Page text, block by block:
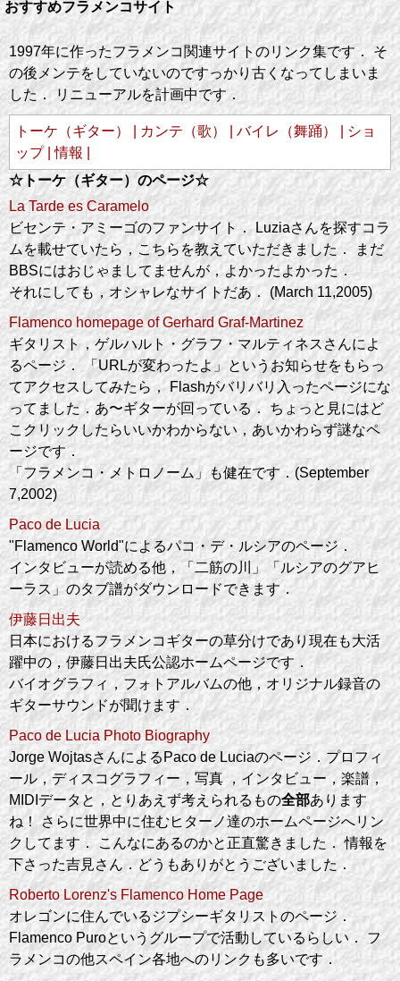
おすすめフラメンコサイト
1997年に作ったフラメンコ関連サイトのリンク集です． そ
の後メンテをしていないのですっかり古くなってしまいま
した． リニューアルを計画中です．
トーケ（ギター） | カンテ（歌） | バイレ（舞踊） |
ショ
ップ |情報 |
☆トーケ（ギター）のページ☆
La Tarde es Caramelo
ビセンテ・アミーゴのファンサイト． Luziaさんを探すコラ
ムを載せていたら，こちらを教えていただきました． まだ
BBSにはおじゃましてませんが，よかったよかった．
それにしても，オシャレなサイトだあ． (March 11,2005)
Flamenco homepage of Gerhard Graf-Martinez
ギタリスト，ゲルハルト・グラフ・マルティネスさんによ
るページ． 「URLが変わったよ」というお知らせをもらっ
てアクセスしてみたら， Flashがバリバリ入ったページにな
ってました．あ〜ギターが回っている． ちょっと見にはど
こクリックしたらいいかわからない，あいかわらず謎なペ
ージです．
「フラメンコ・メトロノーム」も健在です．(September
7,2002)
Paco de Lucia
"Flamenco World"によるパコ・デ・ルシアのページ．
インタビューが読める他，「二筋の川」「ルシアのグアヒ
ーラス」のタブ譜がダウンロードできます．
伊藤日出夫
日本におけるフラメンコギターの草分けであり現在も大活
躍中の，伊藤日出夫氏公認ホームページです．
バイオグラフィ，フォトアルバムの他，オリジナル録音の
ギターサウンドが聞けます．
Paco de Lucia Photo Biography
Jorge WojtasさんによるPaco de Luciaのページ．プロフィ
ール，ディスコグラフィー，写真 ，インタビュー，楽譜，
MIDIデータと，とりあえず考えられるもの全部あります
ね！ さらに世界中に住むヒターノ達のホームページへリン
クしてます． こんなにあるのかと正直驚きました． 情報を
下さった吉見さん．どうもありがとうございました．
Roberto Lorenz's Flamenco Home Page
オレゴンに住んでいるジプシーギタリストのページ．
Flamenco Puroというグループで活動しているらしい． フ
ラメンコの他スペイン各地へのリンクも多いです．